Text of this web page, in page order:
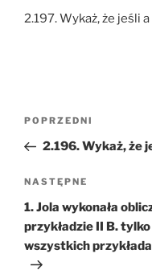
2.197. Wykaż, że jeśli
Nawigacja
Poprzedni
wpis
POPRZEDNI
2.196. Wykaż, że
Następny
wpis
NASTĘPNE
1. Jola wykonała
przykładzie II B. tylko
wszystkich